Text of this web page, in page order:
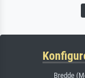
Bredde